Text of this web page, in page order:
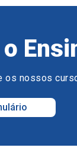
os nossos